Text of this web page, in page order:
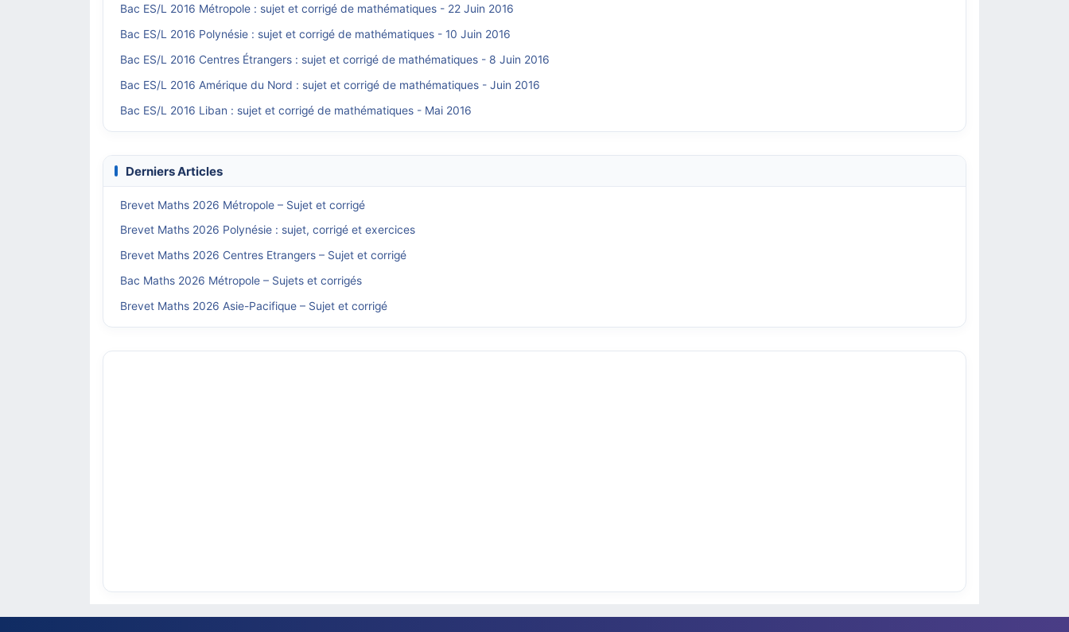
Bac ES/L 2016 Métropole : sujet et corrigé de mathématiques - 22 Juin 2016
Bac ES/L 2016 Polynésie : sujet et corrigé de mathématiques - 10 Juin 2016
Bac ES/L 2016 Centres Étrangers : sujet et corrigé de mathématiques - 8 Juin 2016
Bac ES/L 2016 Amérique du Nord : sujet et corrigé de mathématiques - Juin 2016
Bac ES/L 2016 Liban : sujet et corrigé de mathématiques - Mai 2016
Derniers Articles
Brevet Maths 2026 Métropole – Sujet et corrigé
Brevet Maths 2026 Polynésie : sujet, corrigé et exercices
Brevet Maths 2026 Centres Etrangers – Sujet et corrigé
Bac Maths 2026 Métropole – Sujets et corrigés
Brevet Maths 2026 Asie-Pacifique – Sujet et corrigé